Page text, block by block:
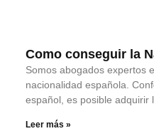
Como conseguir la
Somos abogados expertos
nacionalidad española.
español, es posible adquirir
Leer más »